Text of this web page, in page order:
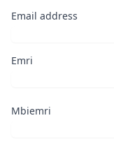
Email address
Emri
Mbiemri